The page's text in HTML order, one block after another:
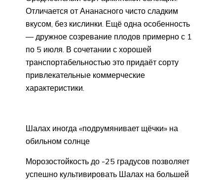
Отличается от Ананасного чисто сладким
вкусом, без кислинки. Ещё одна особенность
— дружное созревание плодов примерно с 1
по 5 июля. В сочетании с хорошей
транспортабельностью это придаёт сорту
привлекательные коммерческие
характеристики.
Шалах иногда «подрумянивает щёчки» на
обильном солнце
Морозостойкость до -25 градусов позволяет
успешно культивировать Шалах на большей